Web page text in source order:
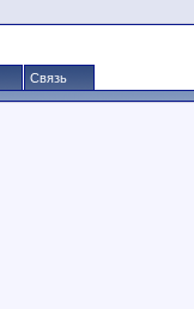
Связь